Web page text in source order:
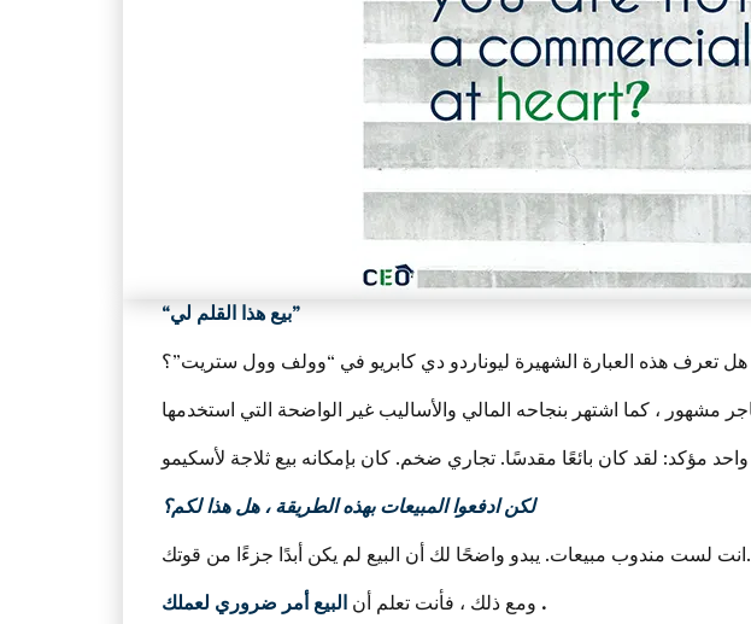
“بيع هذا القلم لي”
هل تعرف هذه العبارة الشهيرة ليوناردو دي كابريو في “وولف وول ستريت”؟
لكن ادفعوا المبيعات بهذه الطريقة ، هل هذا لكم؟
انت لست مندوب مبيعات. يبدو واضحًا لك أن البيع لم يكن أبدًا جزءًا من قوتك.
ومع ذلك ، فأنت تعلم أن البيع أمر ضروري لعملك .